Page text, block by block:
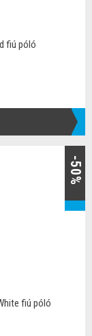
fiú póló
-50%
fiú póló